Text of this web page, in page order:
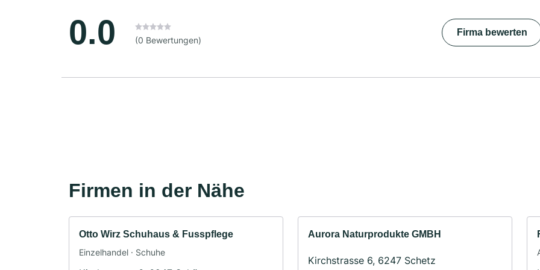
0.0 (0 Bewertungen)
Firma bewerten
Firmen in der Nähe
Otto Wirz Schuhaus & Fusspflege
Einzelhandel · Schuhe
Aurora Naturprodukte GMBH
Kirchstrasse 6, 6247 Schetz